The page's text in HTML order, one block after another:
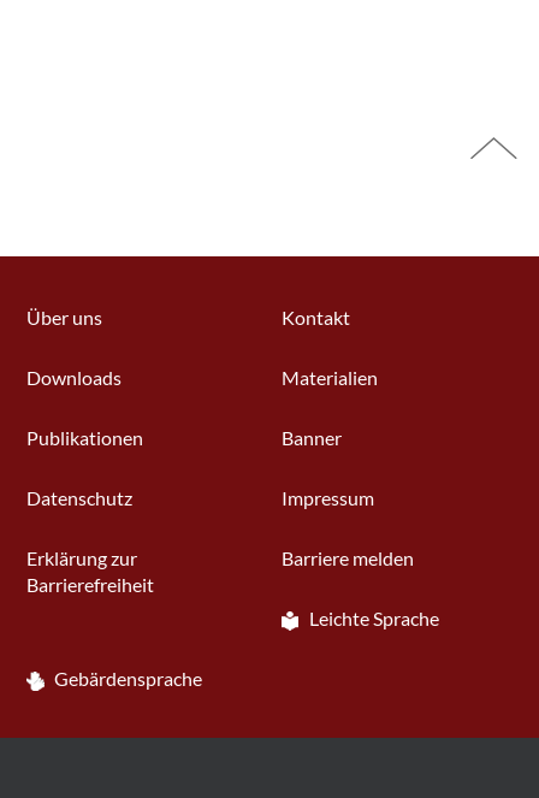
Über uns Kontakt
Downloads Materialien
Publikationen Banner
Datenschutz Impressum
Erklärung zur
Barrierefreiheit
Barriere melden
Leichte Sprache
Gebärdensprache